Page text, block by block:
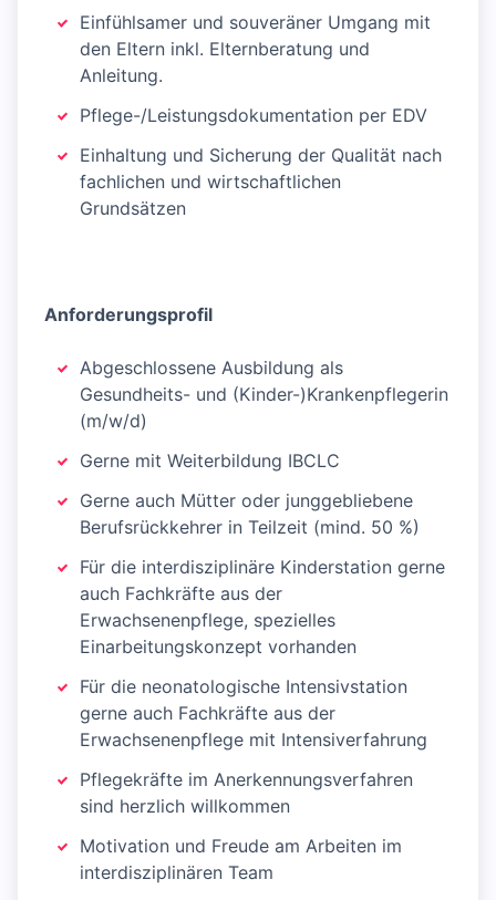
Einfühlsamer und souveräner Umgang mit
den Eltern inkl. Elternberatung und
Anleitung.
Pflege-/Leistungsdokumentation per EDV
Einhaltung und Sicherung der Qualität nach
fachlichen und wirtschaftlichen
Grundsätzen
Anforderungsprofil
Abgeschlossene Ausbildung als
Gesundheits- und (Kinder-)Krankenpflegerin
(m/w/d)
Gerne mit Weiterbildung IBCLC
Gerne auch Mütter oder junggebliebene
Berufsrückkehrer in Teilzeit (mind. 50 %)
Für die interdisziplinäre Kinderstation gerne
auch Fachkräfte aus der
Erwachsenenpflege, spezielles
Einarbeitungskonzept vorhanden
Für die neonatologische Intensivstation
gerne auch Fachkräfte aus der
Erwachsenenpflege mit Intensiverfahrung
Pflegekräfte im Anerkennungsverfahren
sind herzlich willkommen
Motivation und Freude am Arbeiten im
interdisziplinären Team